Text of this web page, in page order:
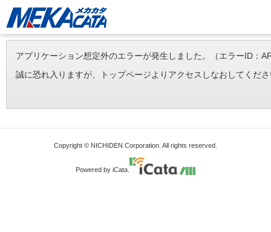
アプリケーション想定外のエラーが発生しました。（エラーID：
誠に恐れ入りますが、トップページよりアクセスしなおしてくだ
Copyright © NICHIDEN Corporation. All rights reserved.
Powered by iCata.